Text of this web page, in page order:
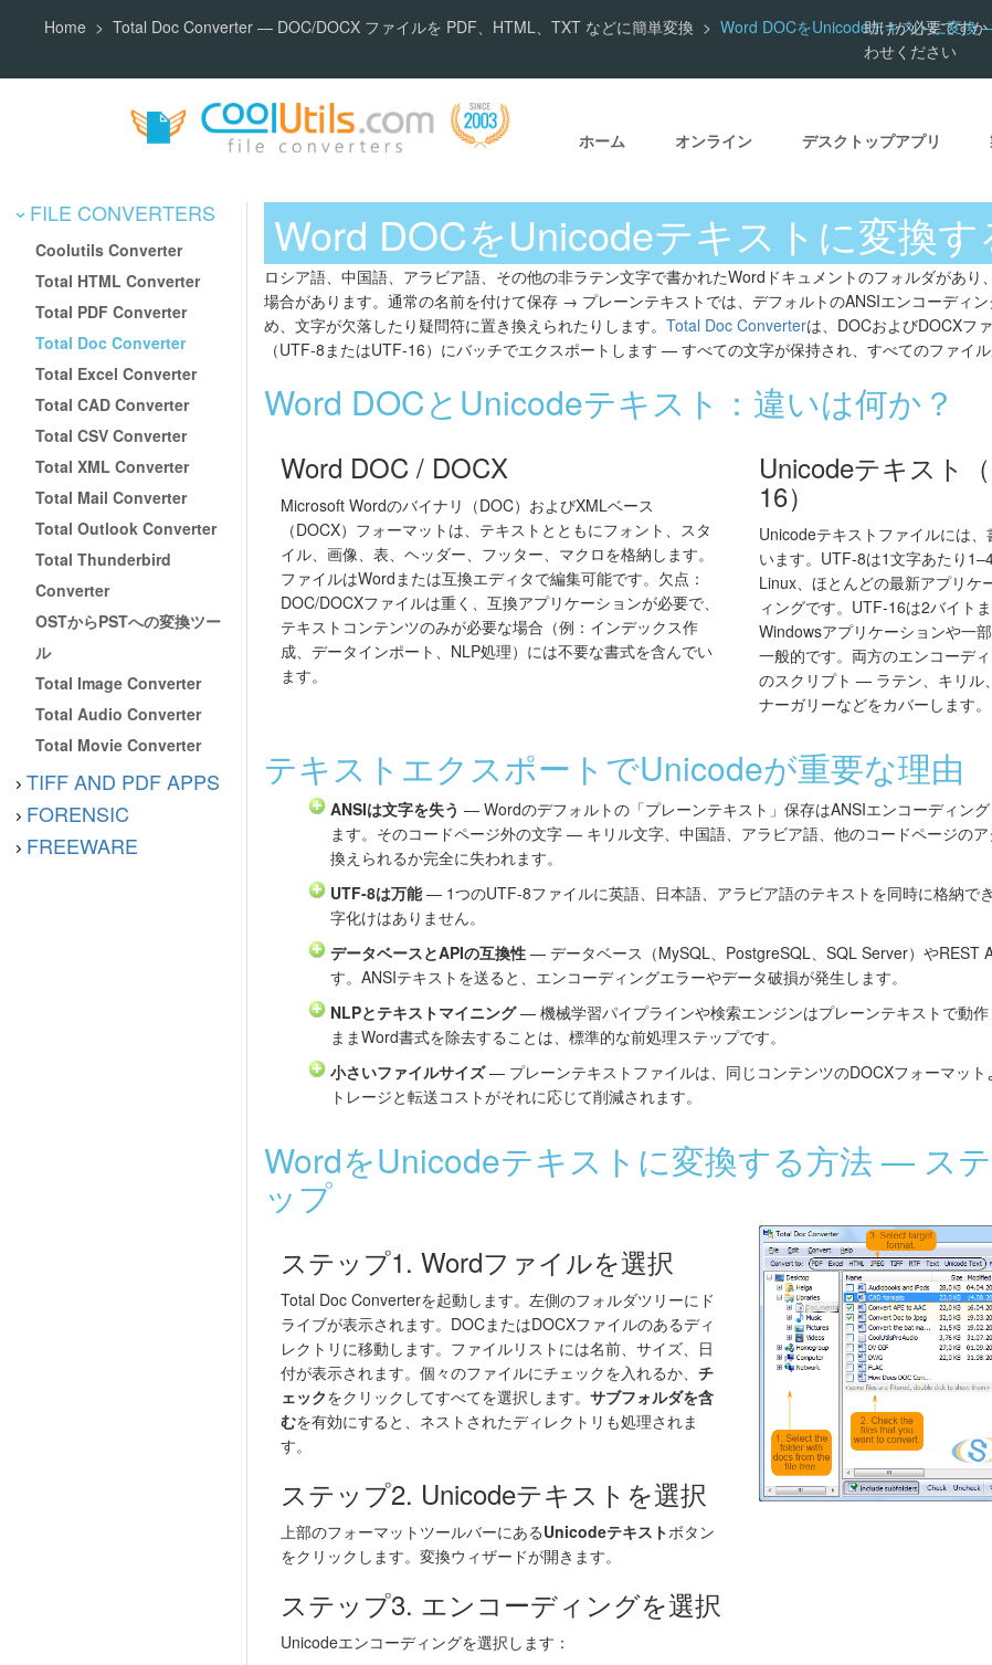
Home Total Doc Converter — DOC/DOCX ファイルを PDF、HTML、TXT などに簡単変換 Word DOCをUnicodeテキストに変換
助けが必要です
わせください
ホーム オンライン デスクトップアプリ
FILE CONVERTERS
Coolutils Converter
Total HTML Converter
Total PDF Converter
Total Doc Converter
Total Excel Converter
Total CAD Converter
Total CSV Converter
Total XML Converter
Total Mail Converter
Total Outlook Converter
Total Thunderbird
Converter
OSTからPSTへの変換ツー
ル
Total Image Converter
Total Audio Converter
Total Movie Converter
TIFF AND PDF APPS
FORENSIC
FREEWARE
Word DOCをUnicodeテキストに変換す
ロシア語、中国語、アラビア語、その他の非ラテン文字で書かれたWordドキュメントのフォルダがあり
場合があります。通常の名前を付けて保存 → プレーンテキストでは、デフォルトのANSIエンコーディ
め、文字が欠落したり疑問符に置き換えられたりします。 Total Doc Converterは、DOCおよびDOCXフ
（UTF-8またはUTF-16）にバッチでエクスポートします — すべての文字が保持され、すべてのファイル
Word DOCとUnicodeテキスト：違いは何か？
Word DOC / DOCX
Microsoft Wordのバイナリ（DOC）およびXMLベース
（DOCX）フォーマットは、テキストとともにフォント、スタ
イル、画像、表、ヘッダー、フッター、マクロを格納します。
ファイルはWordまたは互換エディタで編集可能です。欠点：
DOC/DOCXファイルは重く、互換アプリケーションが必要で、
テキストコンテンツのみが必要な場合（例：インデックス作
成、データインポート、NLP処理）には不要な書式を含んでい
ます。
Unicodeテキスト
16）
Unicodeテキストファイルには
います。UTF-8は1文字あたり
Linux、ほとんどの最新アプリケ
ィングです。UTF-16は2バイト
Windowsアプリケーションや一
一般的です。両方のエンコーデ
のスクリプト — ラテン、キリル
ナーガリーなどをカバーします。
テキストエクスポートでUnicodeが重要な理由
ANSIは文字を失う — Wordのデフォルトの「プレーンテキスト」保存はANSIエンコーディン
ます。そのコードページ外の文字 — キリル文字、中国語、アラビア語、他のコードページの
換えられるか完全に失われます。
UTF-8は万能— 1つのUTF-8ファイルに英語、日本語、アラビア語のテキストを同時に格納で
字化けはありません。
データベースとAPIの互換性 — データベース（MySQL、PostgreSQL、SQL Server）やREST
す。ANSIテキストを送ると、エンコーディングエラーやデータ破損が発生します。
NLPとテキストマイニング— 機械学習パイプラインや検索エンジンはプレーンテキストで動
ままWord書式を除去することは、標準的な前処理ステップです。
小さいファイルサイズ— プレーンテキストファイルは、同じコンテンツのDOCXフォーマット
トレージと転送コストがそれに応じて削減されます。
WordをUnicodeテキストに変換する方法 — ス
ップ
ステップ1. Wordファイルを選択
Total Doc Converterを起動します。左側のフォルダツリーにド
ライブが表示されます。DOCまたはDOCXファイルのあるディ
レクトリに移動します。ファイルリストには名前、サイズ、日
付が表示されます。個々のファイルにチェックを入れるか、 チ
ェックをクリックしてすべてを選択します。 サブフォルダを含
むを有効にすると、ネストされたディレクトリも処理されま
す。
ステップ2. Unicodeテキストを選択
上部のフォーマットツールバーにあるUnicodeテキストボタン
をクリックします。変換ウィザードが開きます。
ステップ3. エンコーディングを選択
Unicodeエンコーディングを選択します：